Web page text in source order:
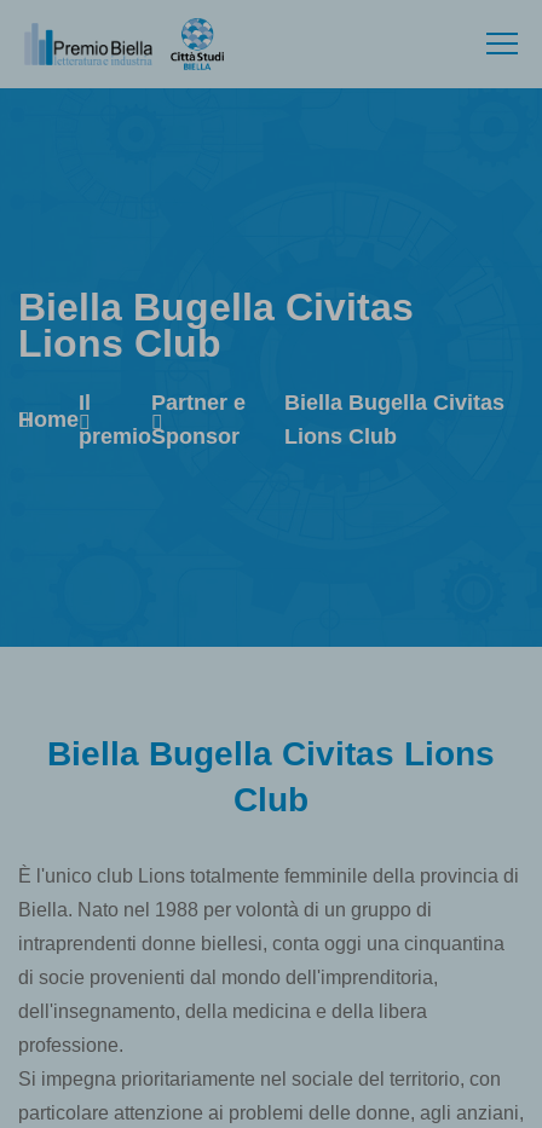
Biella Bugella Civitas
Lions Club
Home
Il
premio
Partner e
Sponsor
Biella Bugella Civitas
Lions Club
Biella Bugella Civitas Lions
Club
È l'unico club Lions totalmente femminile della provincia di
Biella. Nato nel 1988 per volontà di un gruppo di
intraprendenti donne biellesi, conta oggi una cinquantina
di socie provenienti dal mondo dell'imprenditoria,
dell'insegnamento, della medicina e della libera
professione.
Si impegna prioritariamente nel sociale del territorio, con
particolare attenzione ai problemi delle donne, agli anziani,